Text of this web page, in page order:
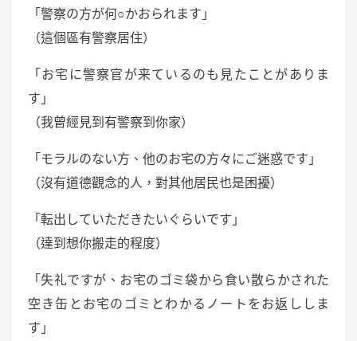
「警察の方が何○かおられます」
（這個區有警察居住）
「お宅に警察官が来ているのも見たことがありま
す」
（我曾經見到有警察到你家）
「モラルのない方、他のお宅の方々にご迷惑です」
（沒有道德觀念的人，對其他居民也是困擾）
「転出していただきたいぐらいです」
（達到想你搬走的程度）
「失礼ですが、お宅のゴミ袋から食い散らかされた
空き缶とお宅のゴミとわかるノートをお返ししま
す」